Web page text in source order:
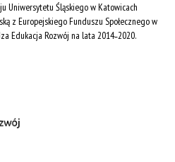
Uniwersytetu Śląskiego w Katowicach
z Europejskiego Funduszu Społecznego w
Edukacja Rozwój na lata 2014˗2020.